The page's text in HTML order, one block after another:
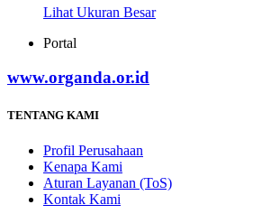
Lihat Ukuran Besar
Portal
www.organda.or.id
TENTANG KAMI
Profil Perusahaan
Kenapa Kami
Aturan Layanan (ToS)
Kontak Kami